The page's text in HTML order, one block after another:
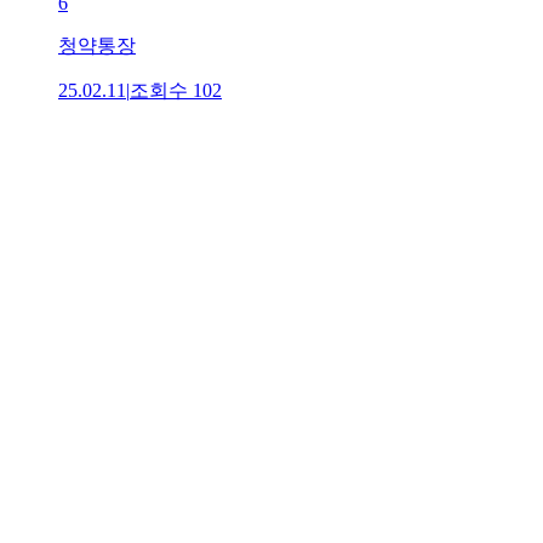
청약통장
25.02.11 |조회수 102